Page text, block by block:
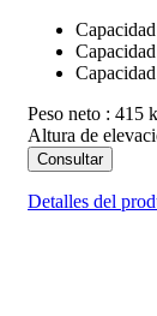
Peso neto : 415
Altura de
Consultar
Detalles del